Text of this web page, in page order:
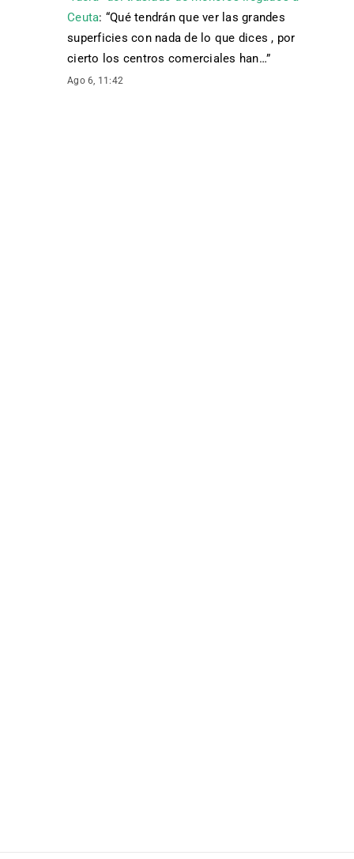
Ceuta: “Qué tendrán que ver las grandes
superficies con nada de lo que dices , por
cierto los centros comerciales han…”
Ago 6, 11:42